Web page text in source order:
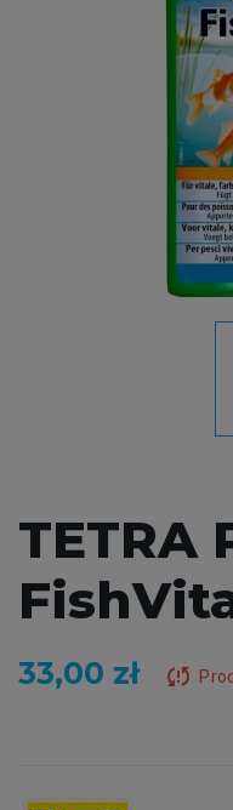
TETRA
33,00 zł sync_problem